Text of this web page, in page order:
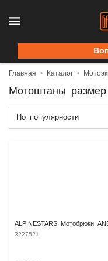
Главная Каталог
Мотоштаны
По популярности
ALPINESTARS Мотобрюки
3227521